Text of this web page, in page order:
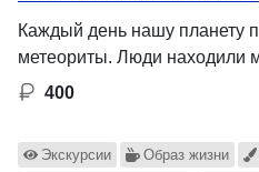
Каждый день нашу планету
метеориты. Люди находили
400
Экскурсии Образ жизни